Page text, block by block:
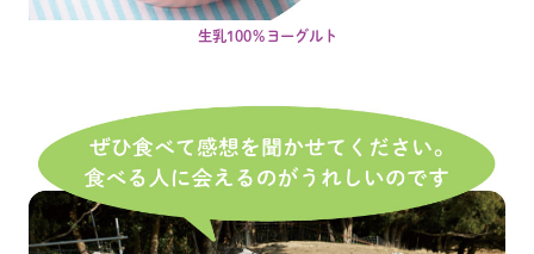
生乳100％ヨーグルト